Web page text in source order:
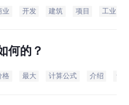
业 开发 建筑 项目 工业
何的？
格 最大 计算公式 介绍 含